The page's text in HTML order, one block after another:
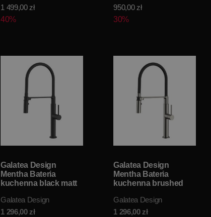
1 499,00 zł
40%
950,00 zł
30%
Galatea Design
Mentha Bateria
kuchenna black matt
MAGAZYNIE!!
Galatea Design
1 296,00zł
Galatea Design
Mentha Bateria
kuchenna brushed
MAGAZYNIE!!
Galatea Design
1 296,00zł